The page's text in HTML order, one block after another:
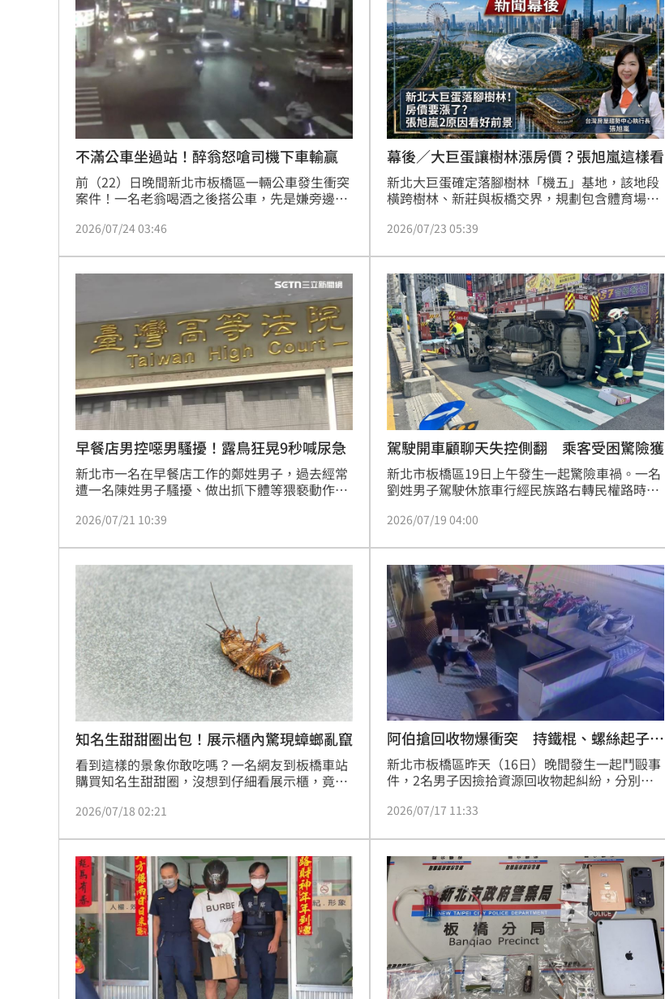
不滿公車坐過站！醉翁怒嗆司機下車輸贏
前（22）日晚間新北市板橋區一輛公車發生衝突
案件！一名老翁喝酒之後搭公車，先是嫌旁邊的
過站，氣得衝到駕駛座旁邊對著司機一頓飆罵，
才沒進一步擴大。
2026/07/24 03:46
幕後／大巨蛋讓樹林漲房價？張旭嵐這樣看
新北大巨蛋確定落腳樹林「機五」基地，該地段
橫跨樹林、新莊與板橋交界，規劃包含體育場
線加持，區域房市前景備受矚目，樹林房價近五
心執行長張旭嵐表示，大巨蛋將帶動區域機能，
但未來恐面臨交通與噪音壓力。建議購屋族避開
第一排住宅，可轉向溪崑或新莊西盛生活圈等第
二線街廓，選擇性價比較高且居住品質較穩定的
物件，提前布局未來商機。
2026/07/23 05:39
早餐店男控噁男騷擾！露鳥狂晃9秒喊尿急
新北市一名在早餐店工作的鄭姓男子，過去經常
遭一名陳姓男子騷擾、做出抓下體等猥褻動作，
日下午，陳男再度於公園脫下褲子裸露下體，甚
過，陳男辯稱當時只是「尿急在小便」，但法官
勘驗畫面發現他全程無解尿且看著鄭男，一審依
公然猥褻罪判處陳男有期徒刑4月，陳男不服上
訴，高等法院認定原判決無誤，駁回上訴。
2026/07/21 10:39
駕駛開車顧聊天失控側翻 乘客受困驚險獲
新北市板橋區19日上午發生一起驚險車禍。一名
劉姓男子駕駛休旅車行經民族路右轉民權路時，
控撞上分隔島後側翻，更波及路旁號誌桿。駱女
警方獲報趕抵現場，經酒測排除劉男酒駕嫌疑。
目前警方已完成現場採證，並將調閱路口監視器
影像，以釐清確切肇事原因及相關責任歸屬。這
起事故一度造成交通受阻，提醒駕駛人開車應保
持專注，避免因分心釀災。
2026/07/19 04:00
知名生甜甜圈出包！展示櫃內驚現蟑螂亂竄
看到這樣的景象你敢吃嗎？一名網友到板橋車站
購買知名生甜甜圈，沒想到仔細看展示櫃，竟發
對此，店家也緊急道歉，除了馬上停止營業外，
2026/07/18 02:21
阿伯搶回收物爆衝突 持鐵棍、螺絲起子
PK
新北市板橋區昨天（16日）晚間發生一起鬥毆事
件，2名男子因撿拾資源回收物起糾紛，分別持
場逮捕2人移送法辦。
2026/07/17 11:33